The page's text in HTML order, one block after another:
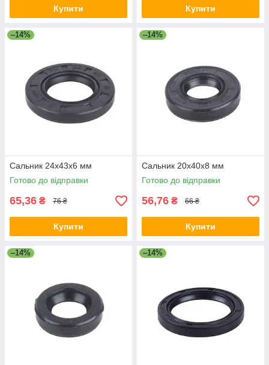
Купити Купити
–14%
Сальник 24x43x6 мм
Готово до відправки
65,36 ₴ 76 ₴
Купити
–14%
Сальник 20x40x8 мм
Готово до відправки
56,76 ₴ 66 ₴
Купити
–14% –14%